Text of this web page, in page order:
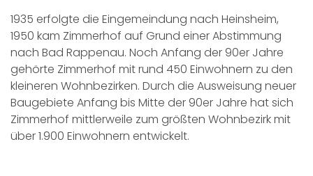
1935 erfolgte die Eingemeindung nach Heinsheim,
1950 kam Zimmerhof auf Grund einer Abstimmung
nach Bad Rappenau. Noch Anfang der 90er Jahre
gehörte Zimmerhof mit rund 450 Einwohnern zu den
kleineren Wohnbezirken. Durch die Ausweisung neuer
Baugebiete Anfang bis Mitte der 90er Jahre hat sich
Zimmerhof mittlerweile zum größten Wohnbezirk mit
über 1.900 Einwohnern entwickelt.